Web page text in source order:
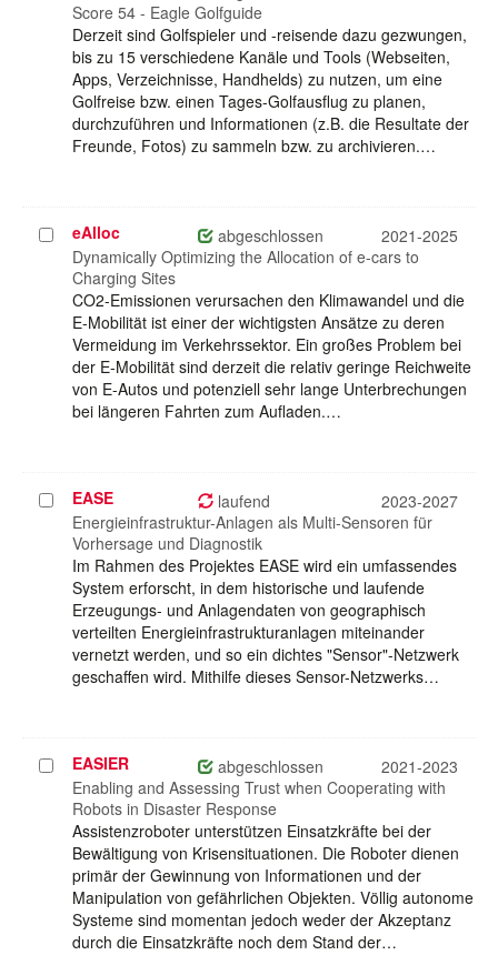
auswählen
Score 54 - Eagle Golfguide
Derzeit sind Golfspieler und -reisende dazu gezwungen,
bis zu 15 verschiedene Kanäle und Tools (Webseiten,
Apps, Verzeichnisse, Handhelds) zu nutzen, um eine
Golfreise bzw. einen Tages-Golfausflug zu planen,
durchzuführen und Informationen (z.B. die Resultate der
Freunde, Fotos) zu sammeln bzw. zu archivieren.…
Projekt
auswählen
eAlloc abgeschlossen
2021-2025
Dynamically Optimizing the Allocation of e-cars to
Charging Sites
CO2-Emissionen verursachen den Klimawandel und die
E-Mobilität ist einer der wichtigsten Ansätze zu deren
Vermeidung im Verkehrssektor. Ein großes Problem bei
der E-Mobilität sind derzeit die relativ geringe Reichweite
von E-Autos und potenziell sehr lange Unterbrechungen
bei längeren Fahrten zum Aufladen.…
Projekt
auswählen
EASE laufend
2023-2027
Energieinfrastruktur-Anlagen als Multi-Sensoren für
Vorhersage und Diagnostik
Im Rahmen des Projektes EASE wird ein umfassendes
System erforscht, in dem historische und laufende
Erzeugungs- und Anlagendaten von geographisch
verteilten Energieinfrastrukturanlagen miteinander
vernetzt werden, und so ein dichtes "Sensor"-Netzwerk
geschaffen wird. Mithilfe dieses Sensor-Netzwerks…
Projekt
auswählen
EASIER abgeschlossen
2021-2023
Enabling and Assessing Trust when Cooperating with
Robots in Disaster Response
Assistenzroboter unterstützen Einsatzkräfte bei der
Bewältigung von Krisensituationen. Die Roboter dienen
primär der Gewinnung von Informationen und der
Manipulation von gefährlichen Objekten. Völlig autonome
Systeme sind momentan jedoch weder der Akzeptanz
durch die Einsatzkräfte noch dem Stand der…